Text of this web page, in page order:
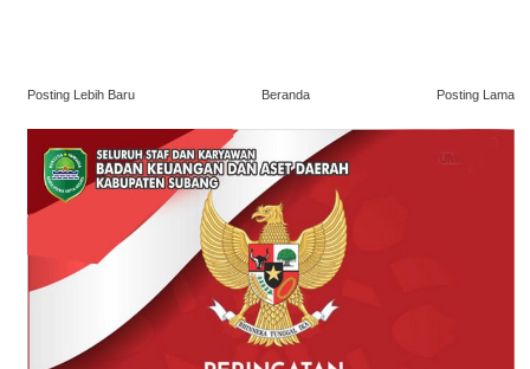
Posting Lebih Baru Posting Lama
Beranda